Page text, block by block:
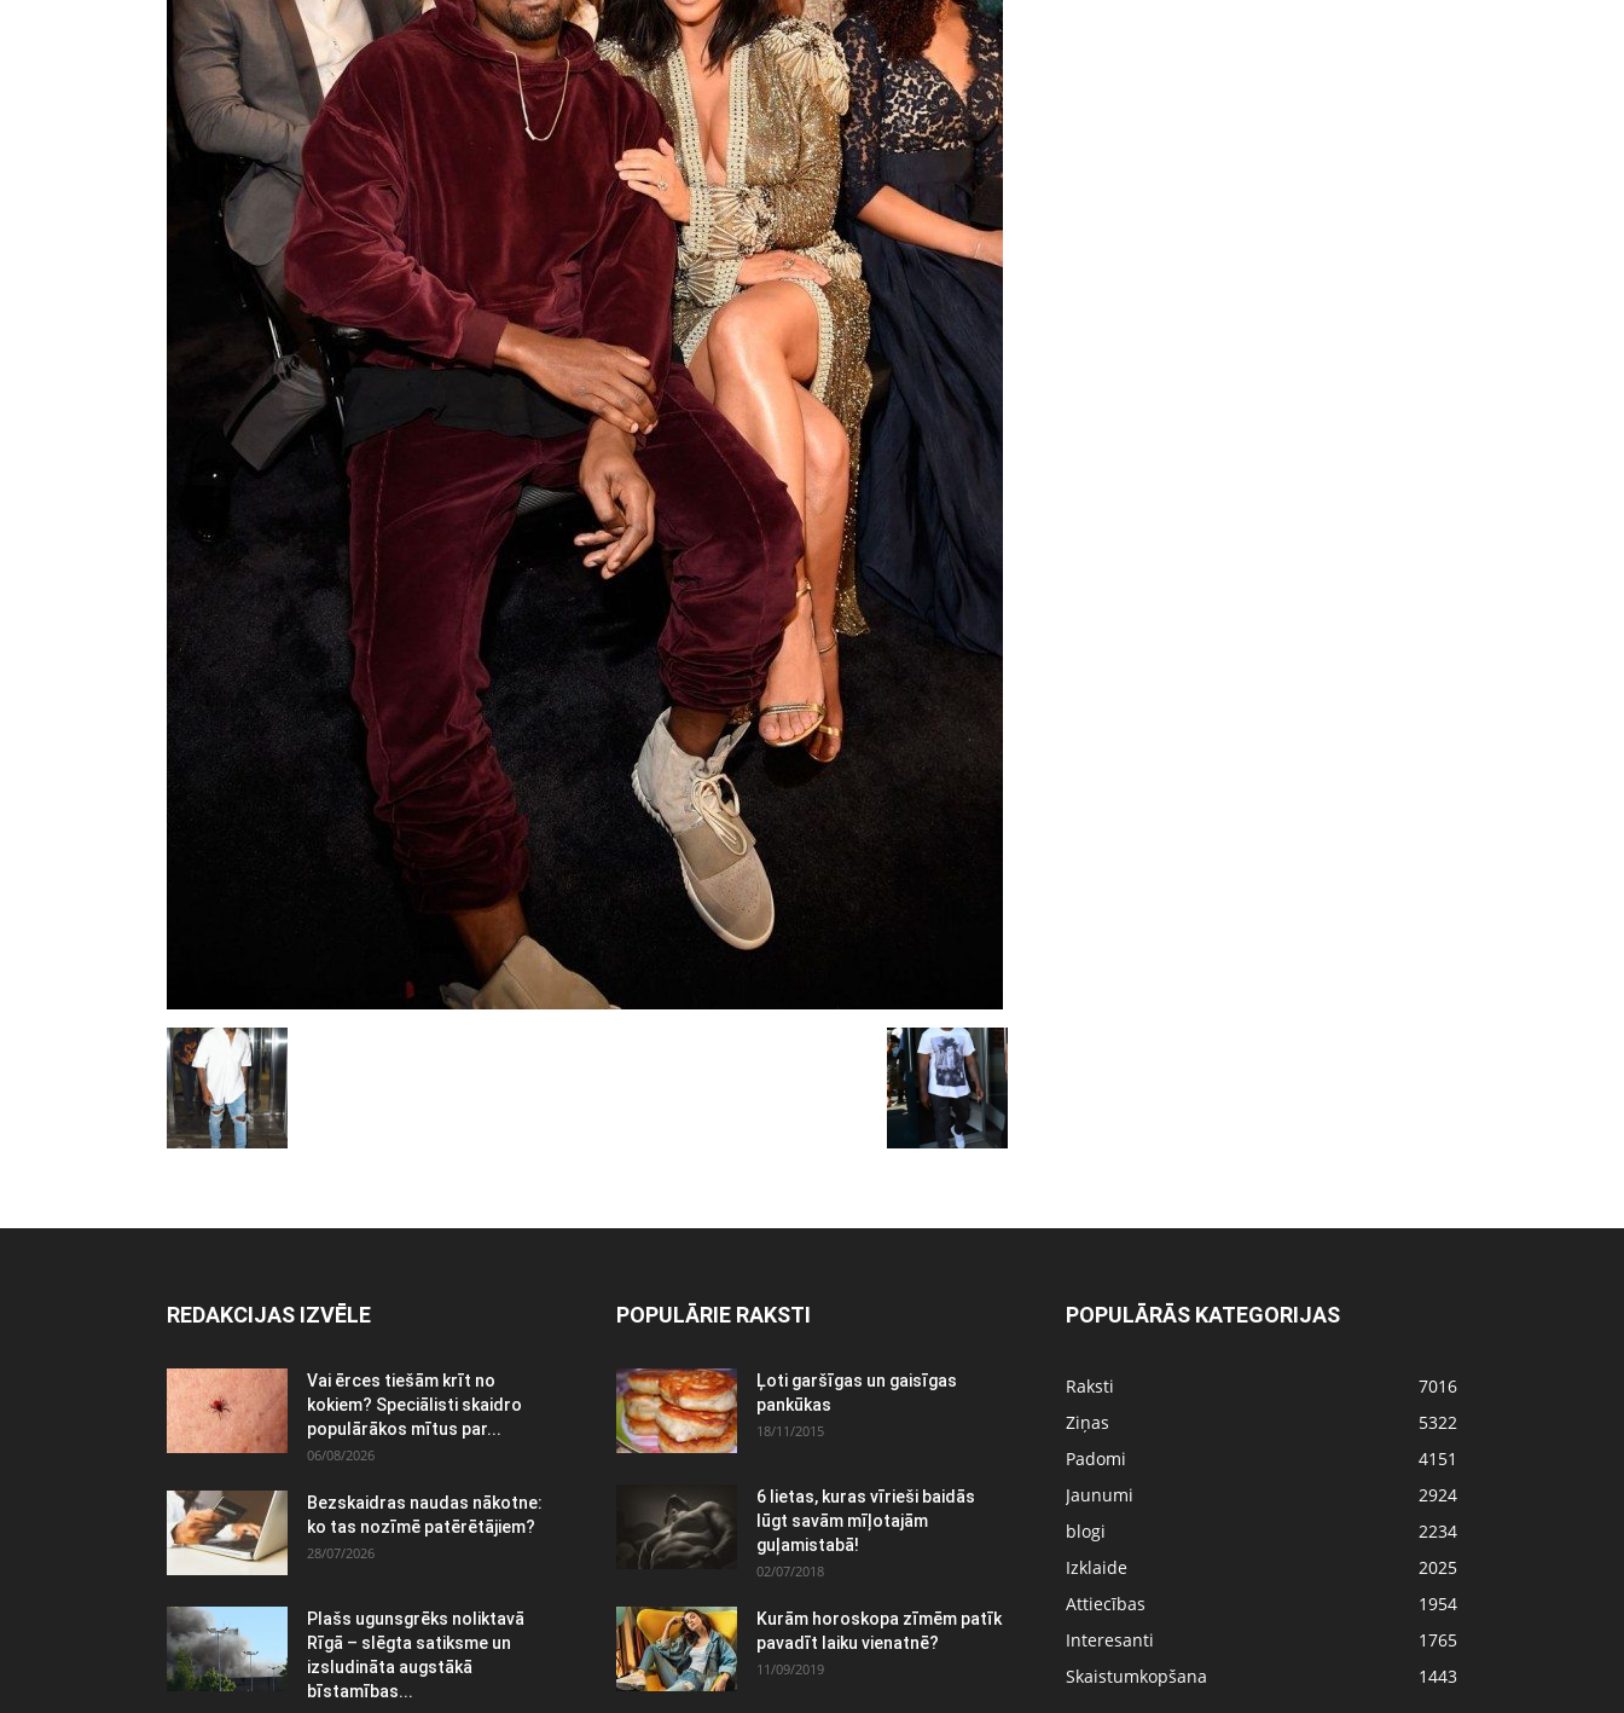
REDAKCIJAS IZVĒLE
Vai ērces tiešām krīt no
kokiem? Speciālisti skaidro
populārākos mītus par...
06/08/2026
Bezskaidras naudas nākotne:
ko tas nozīmē patērētājiem?
28/07/2026
Plašs ugunsgrēks noliktavā
Rīgā – slēgta satiksme un
izsludināta augstākā
bīstamības...
POPULĀRIE RAKSTI
Ļoti garšīgas un gaisīgas
pankūkas
18/11/2015
6 lietas, kuras vīrieši baidās
lūgt savām mīļotajām
guļamistabā!
02/07/2018
Kurām horoskopa zīmēm patīk
pavadīt laiku vienatnē?
11/09/2019
POPULĀRĀS KATEGORIJAS
Raksti
7016
Ziņas
5322
Padomi
4151
Jaunumi
2924
blogi
2234
Izklaide
2025
Attiecības
1954
Interesanti
1765
Skaistumkopšana
1443